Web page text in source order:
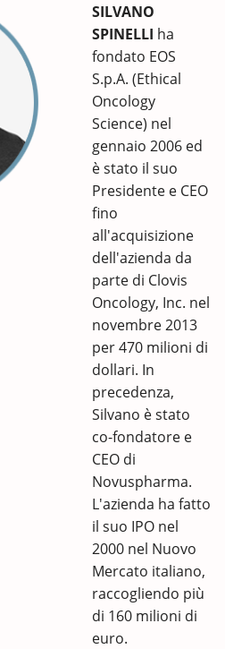
SILVANO
SPINELLI ha
fondato EOS
S.p.A. (Ethical
Oncology
Science) nel
gennaio 2006 ed
è stato il suo
Presidente e CEO
fino
all'acquisizione
dell'azienda da
parte di Clovis
Oncology, Inc. nel
novembre 2013
per 470 milioni di
dollari. In
precedenza,
Silvano è stato
co-fondatore e
CEO di
Novuspharma.
L'azienda ha fatto
il suo IPO nel
2000 nel Nuovo
Mercato italiano,
raccogliendo più
di 160 milioni di
euro.